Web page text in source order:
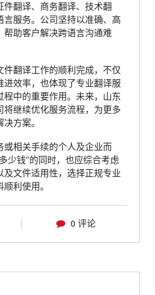
翻译、商务翻译、技术翻
言服务。公司坚持以准确、高
帮助客户解决跨语言沟通难
件翻译工作的顺利完成，不仅
进效率，也体现了专业翻译服
程中的重要作用。未来，山东
将继续优化服务流程，为更多
方案。
或相关手续的个人及企业而
少钱”的同时，也应综合考虑
及文件适用性，选择正规专业
利使用。
0 评论